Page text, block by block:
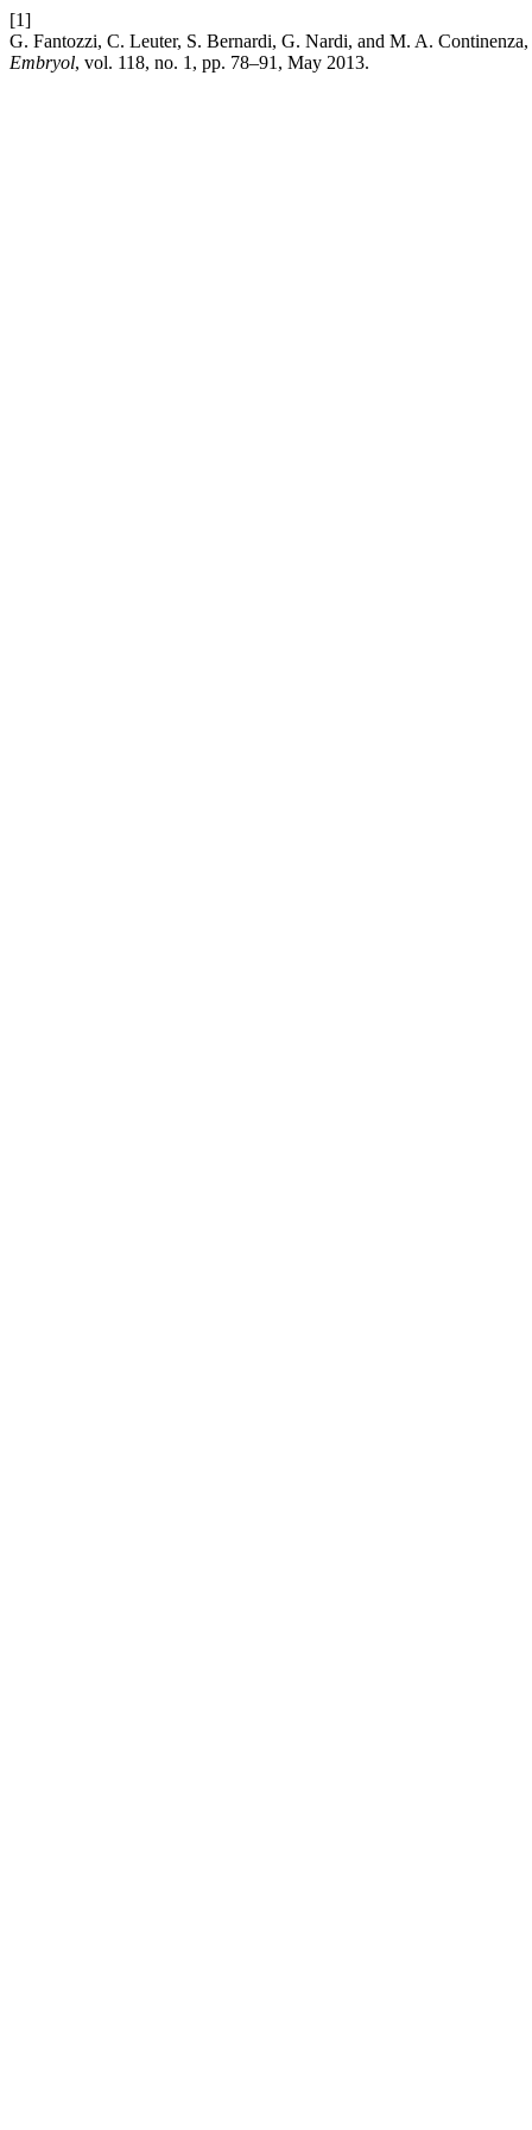
[1]
G. Fantozzi, C. Leuter, S. Bernardi, G. Nardi, and M. A.
Embryol, vol. 118, no. 1, pp. 78–91, May 2013.